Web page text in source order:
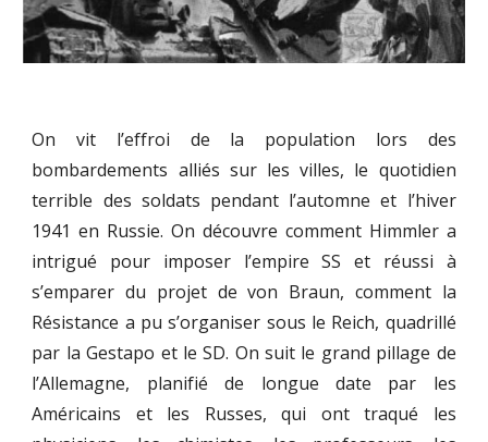
On vit l’effroi de la population lors des
bombardements alliés sur les villes, le quotidien
terrible des soldats pendant l’automne et l’hiver
1941 en Russie. On découvre comment Himmler a
intrigué pour imposer l’empire SS et réussi à
s’emparer du projet de von Braun, comment la
Résistance a pu s’organiser sous le Reich, quadrillé
par la Gestapo et le SD. On suit le grand pillage de
l’Allemagne, planifié de longue date par les
Américains et les Russes, qui ont traqué les